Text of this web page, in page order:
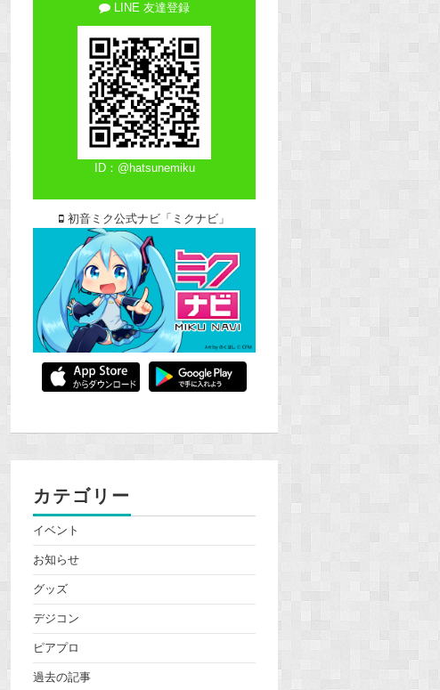
LINE 友達登録
ID：@hatsunemiku
初音ミク公式ナビ「ミクナビ」
カテゴリー
イベント
お知らせ
グッズ
デジコン
ピアプロ
過去の記事